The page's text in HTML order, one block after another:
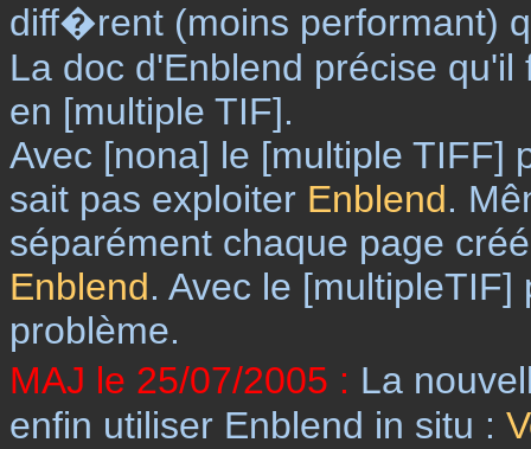
diff�rent (moins performant)
La doc d'Enblend précise
en [multiple TIF].
Avec [nona] le [multiple TIFF]
sait pas exploiter Enblend.
séparément chaque page
Enblend. Avec le
problème.
MAJ le 25/07/2005 : La
enfin utiliser Enblend in situ :